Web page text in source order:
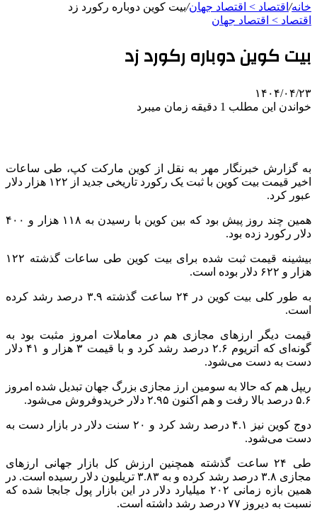
خانه/ اقتصاد > اقتصاد جهان/بیت کوین دوباره رکورد زد
اقتصاد > اقتصاد جهان
بیت کوین دوباره رکورد زد
۱۴۰۴/۰۴/۲۳
خواندن این مطلب 1 دقیقه زمان میبرد
به گزارش خبرنگار مهر به نقل از کوین مارکتکپ، طی ساعات
اخیر قیمت بیت کوین با ثبت یک رکورد تاریخی جدید از ۱۲۲ هزار دلار
عبور کرد.
همین چند روز پیش بود که بین کوین با رسیدن به ۱۱۸ هزار و ۴۰۰
دلار رکورد زده بود.
بیشینه قیمت ثبت شده برای بیت کوین طی ساعات گذشته ۱۲۲
هزار و ۶۲۲ دلار بوده است.
به طور کلی بیت کوین در ۲۴ ساعت گذشته ۳.۹ درصد رشد کرده
است.
قیمت دیگر ارزهای مجازی هم در معاملات امروز مثبت بود به
گونه‌ای که اتریوم ۲.۶ درصد رشد کرد و با قیمت ۳ هزار و ۴۱ دلار
دست به دست می‌شود.
ریپل هم که حالا به سومین ارز مجازی بزرگ جهان تبدیل شده امروز
۵.۶ درصد بالا رفت و هم اکنون ۲.۹۵ دلار خریدوفروش می‌شود.
دوج
کوین نیز ۴.۱ درصد رشد کرد و ۲۰ سنت دلار در بازار دست به
دست می‌شود.
طی ۲۴ ساعت گذشته همچنین ارزش کل بازار جهانی ارزهای
مجازی ۳.۸ درصد رشد کرده و به ۳.۸۳ تریلیون دلار رسیده است. در
همین بازه زمانی ۲۰۲ میلیارد دلار در این بازار پول جابجا شده که
نسبت به دیروز ۷۷ درصد رشد داشته است‌.